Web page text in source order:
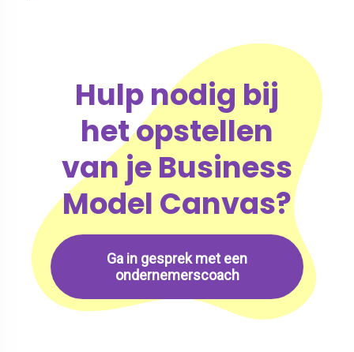
Hulp nodig bij
het opstellen
van je Business
Model Canvas?
Ga in gesprek met een
ondernemerscoach